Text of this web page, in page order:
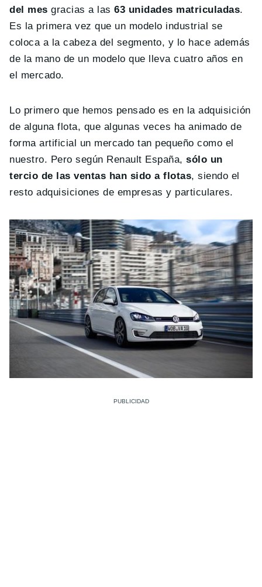
del mesgracias a las 63 unidades matriculadas.
Es la primera vez que un modelo industrial se
coloca a la cabeza del segmento, y lo hace además
de la mano de un modelo que lleva cuatro años en
el mercado.
Lo primero que hemos pensado es en la adquisición
de alguna flota, que algunas veces ha animado de
forma artificial un mercado tan pequeño como el
nuestro. Pero según Renault España,sólo un
tercio de las ventas han sido a flotas, siendo el
resto adquisiciones de empresas y particulares.